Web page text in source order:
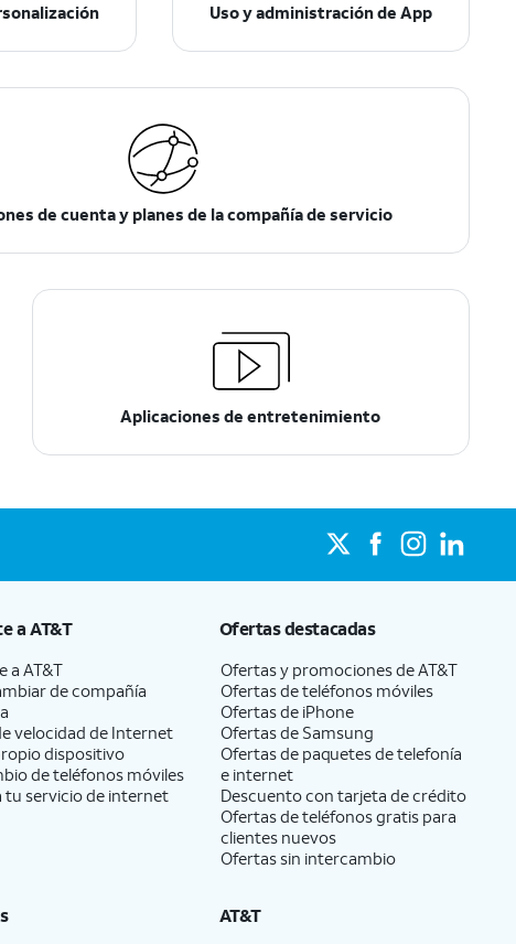
Uso y administración de App
de cuenta y planes de la compañía de servicio
Aplicaciones de entretenimiento
aAT&T
aAT&T
de compañía
velocidad de Internet
dispositivo
de teléfonos móviles
tu servicio de internet
Ofertas destacadas
Ofertas y promociones deAT&T
Ofertas de teléfonos móviles
Ofertas de iPhone
Ofertas de Samsung
Ofertas de paquetes de telefonía
e internet
Descuento con tarjeta de crédito
Ofertas de teléfonos gratis para
clientes nuevos
Ofertas sin intercambio
AT&T